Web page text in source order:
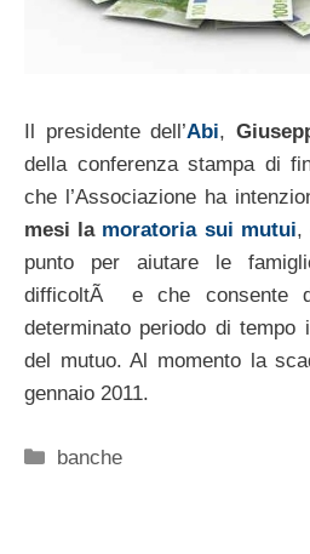
Il presidente dell’Abi,
della conferenza stampa di
che l’Associazione ha
mesi la moratoria sui mutui,
punto per aiutare le
difficoltÃ e che consente
determinato periodo di tempo
del mutuo. Al momento la
gennaio 2011.
Categorie
banche